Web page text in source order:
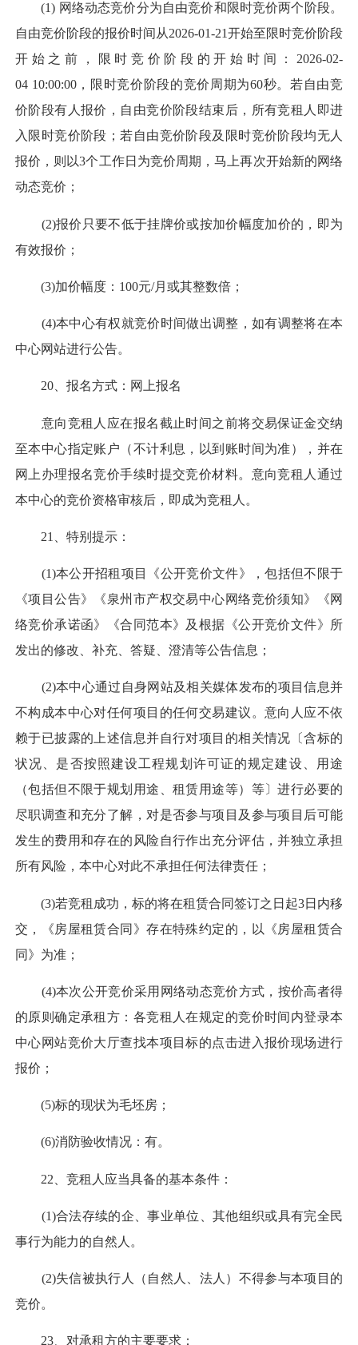
(1) 网络动态竞价分为自由竞价和限时竞价两个阶段。
自由竞价阶段的报价时间从2026-01-21开始至限时竞价阶段
开始之前，限时竞价阶段的开始时间：2026-02-
04 10:00:00，限时竞价阶段的竞价周期为60秒。若自由竞
价阶段有人报价，自由竞价阶段结束后，所有竞租人即进
入限时竞价阶段；若自由竞价阶段及限时竞价阶段均无人
报价，则以3个工作日为竞价周期，马上再次开始新的网络
动态竞价；
(2)报价只要不低于挂牌价或按加价幅度加价的，即为
有效报价；
(3)加价幅度：100元/月或其整数倍；
(4)本中心有权就竞价时间做出调整，如有调整将在本
中心网站进行公告。
20、报名方式：网上报名
意向竞租人应在报名截止时间之前将交易保证金交纳
至本中心指定账户（不计利息，以到账时间为准），并在
网上办理报名竞价手续时提交竞价材料。意向竞租人通过
本中心的竞价资格审核后，即成为竞租人。
21、特别提示：
(1)本公开招租项目《公开竞价文件》，包括但不限于
《项目公告》《泉州市产权交易中心网络竞价须知》《网
络竞价承诺函》《合同范本》及根据《公开竞价文件》所
发出的修改、补充、答疑、澄清等公告信息；
(2)本中心通过自身网站及相关媒体发布的项目信息并
不构成本中心对任何项目的任何交易建议。意向人应不依
赖于已披露的上述信息并自行对项目的相关情况〔含标的
状况、是否按照建设工程规划许可证的规定建设、用途
（包括但不限于规划用途、租赁用途等）等〕进行必要的
尽职调查和充分了解，对是否参与项目及参与项目后可能
发生的费用和存在的风险自行作出充分评估，并独立承担
所有风险，本中心对此不承担任何法律责任；
(3)若竞租成功，标的将在租赁合同签订之日起3日内移
交，《房屋租赁合同》存在特殊约定的，以《房屋租赁合
同》为准；
(4)本次公开竞价采用网络动态竞价方式，按价高者得
的原则确定承租方：各竞租人在规定的竞价时间内登录本
中心网站竞价大厅查找本项目标的点击进入报价现场进行
报价；
(5)标的现状为毛坯房；
(6)消防验收情况：有。
22、竞租人应当具备的基本条件：
(1)合法存续的企、事业单位、其他组织或具有完全民
事行为能力的自然人。
(2)失信被执行人（自然人、法人）不得参与本项目的
竞价。
23、对承租方的主要要求：